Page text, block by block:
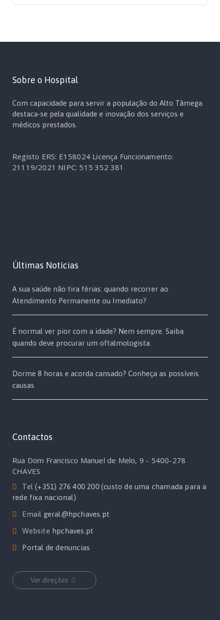
Sobre o Hospital
Com capacidade para servir a população do Alto Tâmega
destaca-se pela qualidade e inovação dos serviços e
médicos prestados.
Registo ERS: E158024 Licença Funcionamento:
21119/2021 NIPC: 515 352 381
Últimas Notícias
A sua saúde não tira férias: quando recorrer ao
Atendimento Permanente ou Imediato?
É normal ver pior com a idade? Nem sempre. Saiba
quando deve procurar um oftalmologista.
Dorme 8 horas e acorda cansado? Conheça as possíveis
causas
Contactos
Rua Dom Francisco Manuel de Melo, 9 - 5400-278
CHAVES
Tel(+351) 276 400 200 (custo de uma chamada para a
rede fixa nacional)
Email geral@hpchaves.pt
Website hpchaves.pt
Portal de denuncias
Ver direções